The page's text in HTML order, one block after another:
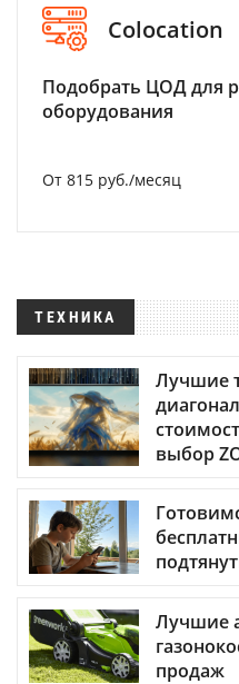
Colocation
Подобрать ЦОД для
оборудования
От 815 руб./месяц
ТЕХНИКА
Лучшие
выбор
Лучшие
продаж